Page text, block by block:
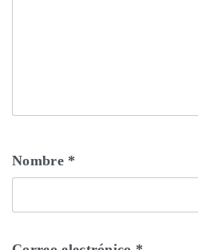
Nombre *